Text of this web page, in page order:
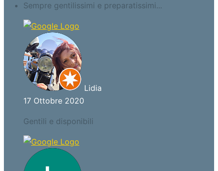
Sempre gentilissimi e preparatissimi...
Lidia
17 Ottobre 2020
Gentili e disponibili